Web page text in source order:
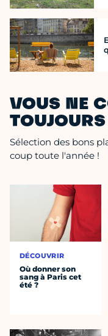
VOUS NE
Sélection des bons
coup toute l'année !
DÉCOUVRIR
Où donner son
sang à Paris cet
été ?